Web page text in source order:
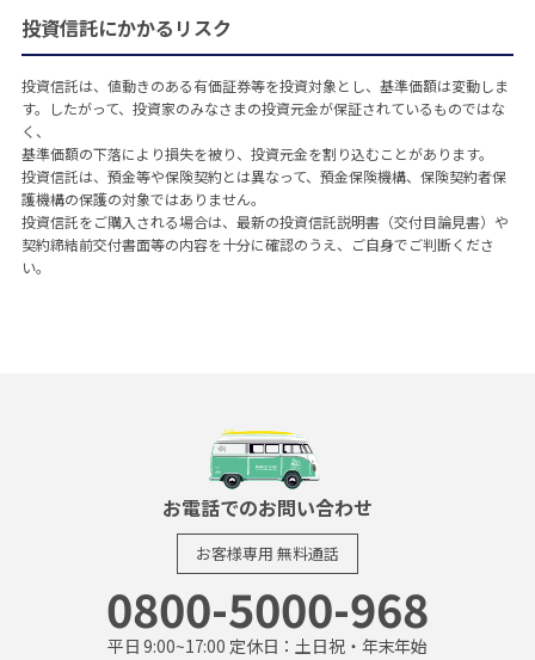
投資信託にかかるリスク
投資信託は、値動きのある有価証券等を投資対象とし、基準価額は変動しま
す。したがって、投資家のみなさまの投資元金が保証されているものではな
く、
基準価額の下落により損失を被り、投資元金を割り込むことがあります。
投資信託は、預金等や保険契約とは異なって、預金保険機構、保険契約者保
護機構の保護の対象ではありません。
投資信託をご購入される場合は、最新の投資信託説明書（交付目論見書）や
契約締結前交付書面等の内容を十分に確認のうえ、ご自身でご判断くださ
い。
お電話でのお問い合わせ
お客様専用 無料通話
0800-5000-968
平日 9:00~17:00 定休日：土日祝・年末年始